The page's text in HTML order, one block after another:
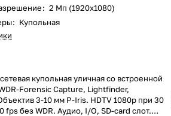
: 2 Мп (1920x1080)
: Купольная
купольная уличная со встроенной
Forensic Capture, Lightfinder,
3-10 мм P-Iris. HDTV 1080p при 30
fps без WDR. Аудио, I/O, SD-card слот.